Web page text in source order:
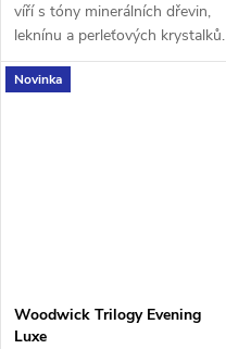
víří s tóny minerálních dřevin,
leknínu a perleťových krystalků.
Novinka
Woodwick Trilogy Evening
Luxe